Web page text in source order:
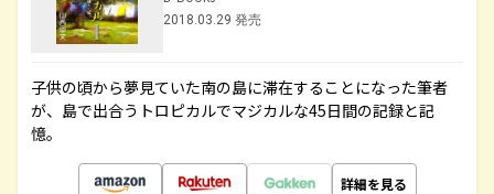
2018.03.29 発売
子供の頃から夢見ていた南の島に滞在することになった筆者
が、島で出合うトロピカルでマジカルな45日間の記録と記
憶。
詳細を見る